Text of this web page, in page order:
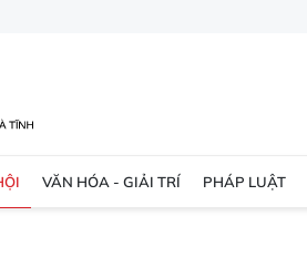
VĂN HÓA - GIẢI TRÍ PHÁP LUẬT